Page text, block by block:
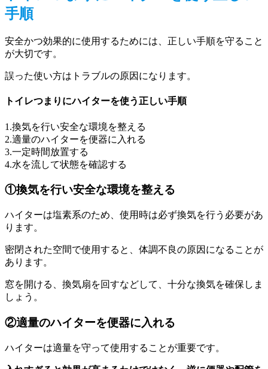
手順
安全かつ効果的に使用するためには、正しい手順を守ること
が大切です。
誤った使い方はトラブルの原因になります。
トイレつまりにハイターを使う正しい手順
1.換気を行い安全な環境を整える
2.適量のハイターを便器に入れる
3.一定時間放置する
4.水を流して状態を確認する
①換気を行い安全な環境を整える
ハイターは塩素系のため、使用時は必ず換気を行う必要があ
ります。
密閉された空間で使用すると、体調不良の原因になることが
あります。
窓を開ける、換気扇を回すなどして、十分な換気を確保しま
しょう。
②適量のハイターを便器に入れる
ハイターは適量を守って使用することが重要です。